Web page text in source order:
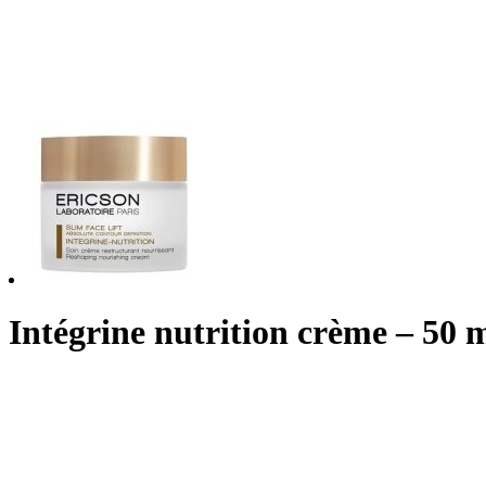
Intégrine nutrition crème – 50